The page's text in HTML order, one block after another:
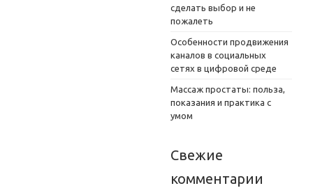
сделать выбор и не
пожалеть
Особенности продвижения
каналов в социальных
сетях в цифровой среде
Массаж простаты: польза,
показания и практика с
умом
Свежие
комментарии